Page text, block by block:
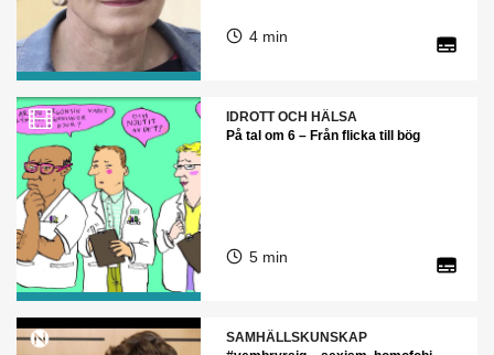
4 min
IDROTT OCH HÄLSA
På tal om 6 – Från flicka till bög
5 min
SAMHÄLLSKUNSKAP